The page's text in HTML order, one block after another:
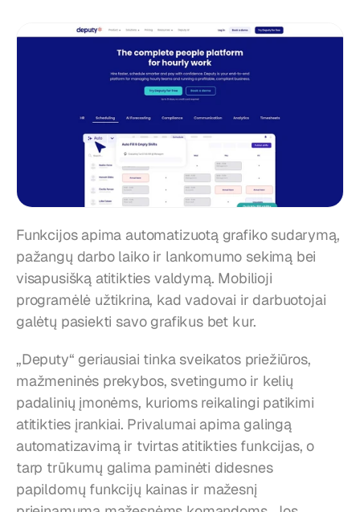
Funkcijos apima automatizuotą grafiko sudarymą,
pažangų darbo laiko ir lankomumo sekimą bei
visapusišką atitikties valdymą. Mobilioji
programėlė užtikrina, kad vadovai ir darbuotojai
galėtų pasiekti savo grafikus bet kur.
„Deputy“ geriausiai tinka sveikatos priežiūros,
mažmeninės prekybos, svetingumo ir kelių
padalinių įmonėms, kurioms reikalingi patikimi
atitikties įrankiai. Privalumai apima galingą
automatizavimą ir tvirtas atitikties funkcijas, o
tarp trūkumų galima paminėti didesnes
papildomų funkcijų kainas ir mažesnį